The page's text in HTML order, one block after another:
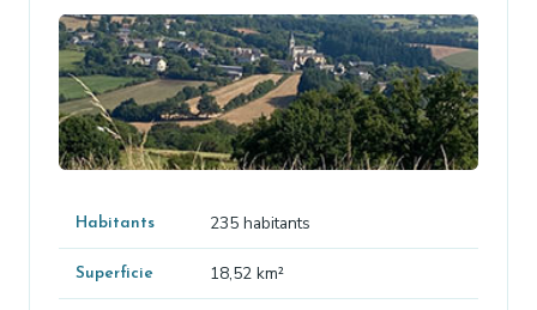
Habitants 235 habitants
Superficie 18,52 km²